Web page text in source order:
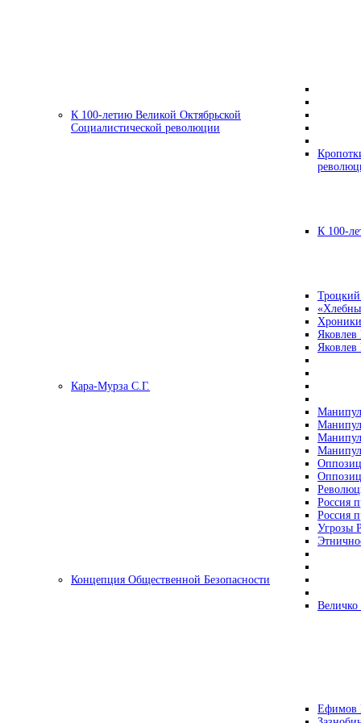
К 100-летию Великой Октябрьской
Социалистической революции
К 100-
Кара-Мурза С.Г.
Россия
Россия
Угрозы
Концепция Общественной Безопасности
Ефимов